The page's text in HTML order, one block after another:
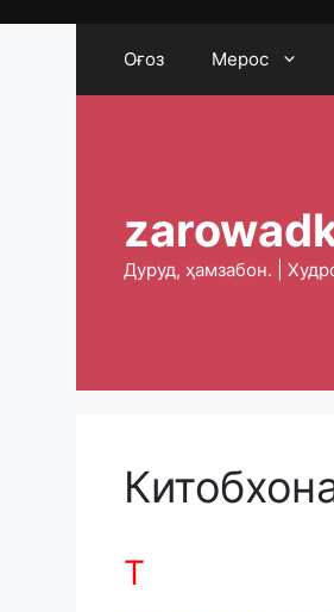
Оғоз Мерос
Дуруд, ҳамзабон. |
Т